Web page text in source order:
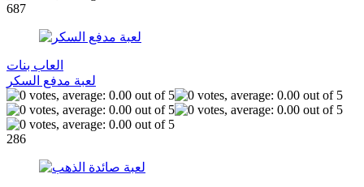
687
العاب بنات
لعبة مدفع السكر
286